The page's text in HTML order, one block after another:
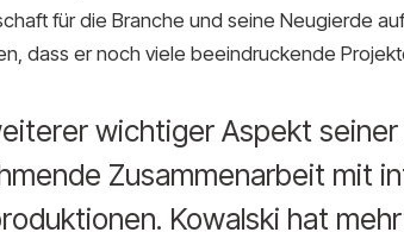
für die Branche und seine Neugierde
dass er noch viele beeindruckende
wichtiger Aspekt
Zusammenarbeit mit
Kowalski hat